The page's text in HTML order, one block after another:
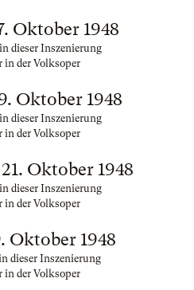
Oktober 1948
dieser Inszenierung
in der Volksoper
Oktober 1948
dieser Inszenierung
in der Volksoper
Oktober 1948
dieser Inszenierung
in der Volksoper
Oktober 1948
dieser Inszenierung
in der Volksoper